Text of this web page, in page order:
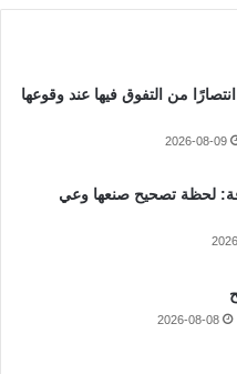
من التفوق فيها عند وقوعها
2026-08-09
لحظة تصحيح صنعها وعي
2026-08-08